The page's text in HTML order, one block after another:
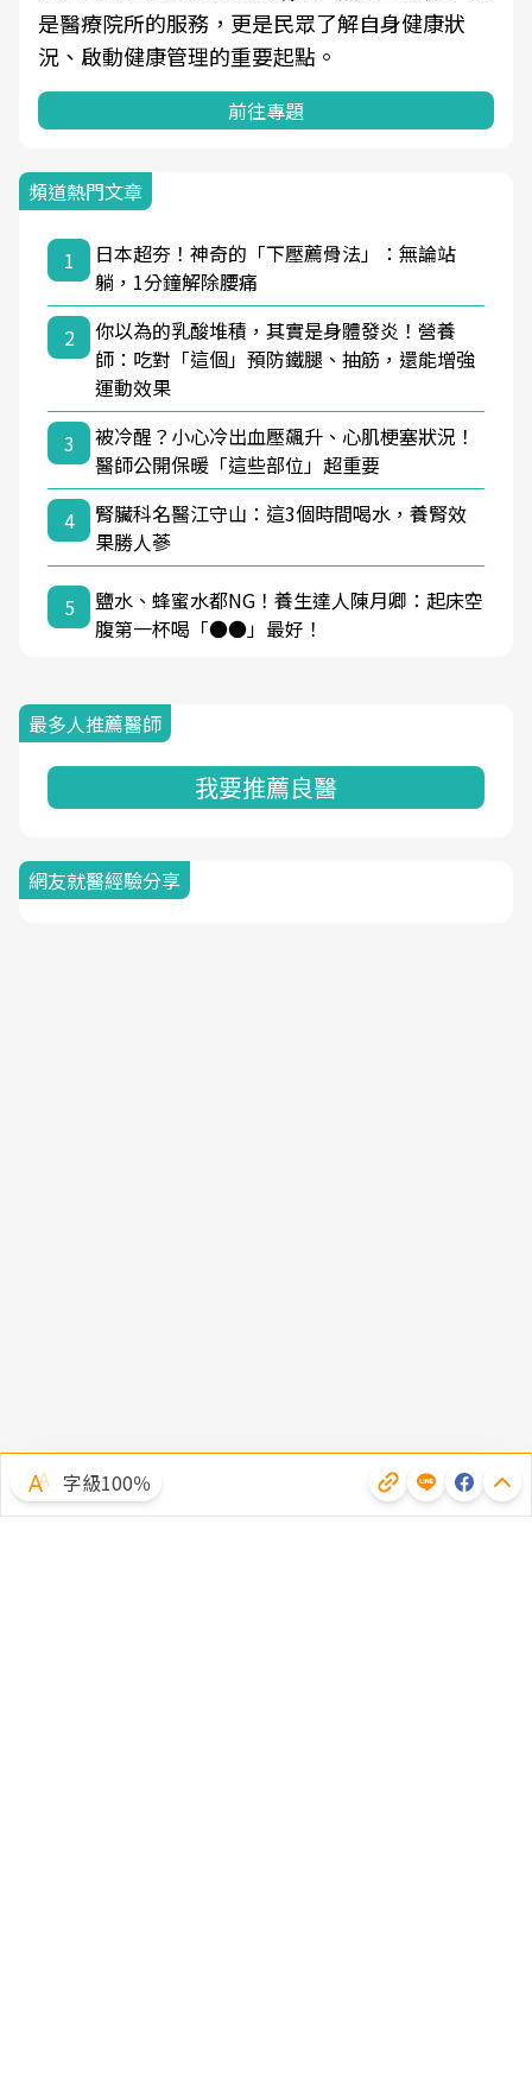
是醫療院所的服務，更是民眾了解自身健康狀
況、啟動健康管理的重要起點。
前往專題
頻道熱門文章
1
日本超夯！神奇的「下壓薦骨法」：無論站
躺，1分鐘解除腰痛
2
你以為的乳酸堆積，其實是身體發炎！營養
師：吃對「這個」預防鐵腿、抽筋，還能增強
運動效果
3
被冷醒？小心冷出血壓飆升、心肌梗塞狀況！
醫師公開保暖「這些部位」超重要
4
腎臟科名醫江守山：這3個時間喝水，養腎效
果勝人蔘
5
鹽水、蜂蜜水都NG！養生達人陳月卿：起床空
腹第一杯喝「●●」最好！
最多人推薦醫師
我要推薦良醫
網友就醫經驗分享
字級100％